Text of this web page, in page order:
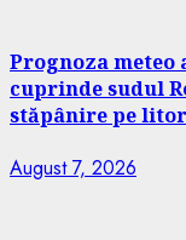
Prognoza meteo
cuprinde sudul
stăpânire pe
August 7, 2026